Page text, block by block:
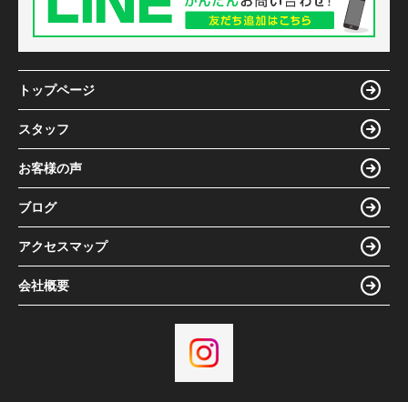
トップページ
スタッフ
お客様の声
ブログ
アクセスマップ
会社概要